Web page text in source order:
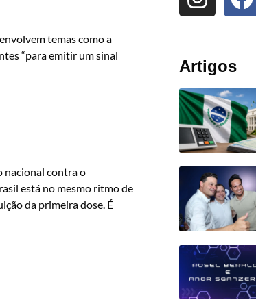
temas como a
“para emitir um sinal
nacional contra o
está no mesmo ritmo de
da primeira dose. É
Artigos